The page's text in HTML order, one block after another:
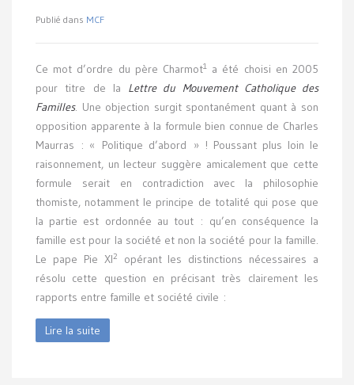
Publié dans MCF
Ce mot d’ordre du père Charmot1
a été choisi en 2005
pour titre de la Lettre du Mouvement Catholique des
Familles. Une objection surgit spontanément quant à son
opposition apparente à la formule bien connue de Charles
Maurras : « Politique d’abord » ! Poussant plus loin le
raisonnement, un lecteur suggère amicalement que cette
formule serait en contradiction avec la philosophie
thomiste, notamment le principe de totalité qui pose que
la partie est ordonnée au tout : qu’en conséquence la
famille est pour la société et non la société pour la famille.
Le pape Pie XI2
opérant les distinctions nécessaires a
résolu cette question en précisant très clairement les
rapports entre famille et société civile :
Lire la suite